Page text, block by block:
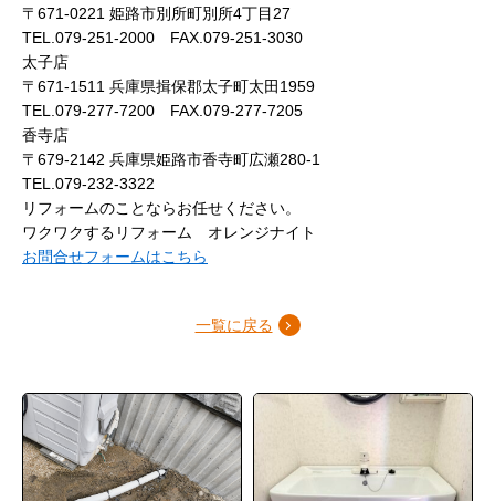
〒671-0221 姫路市別所町別所4丁目27
TEL.079-251-2000 FAX.079-251-3030
太子店
〒671-1511 兵庫県揖保郡太子町太田1959
TEL.079-277-7200 FAX.079-277-7205
香寺店
〒679-2142 兵庫県姫路市香寺町広瀬280-1
TEL.079-232-3322
リフォームのことならお任せください。
ワクワクするリフォーム オレンジナイト
お問合せフォームはこちら
一覧に戻る